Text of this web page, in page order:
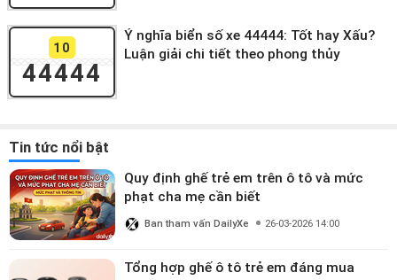
10
44444
Ý nghĩa biển số xe 44444: Tốt hay Xấu?
Luận giải chi tiết theo phong thủy
Tin tức nổi bật
Quy định ghế trẻ em trên ô tô và mức
phạt cha mẹ cần biết
Ban tham vấn DailyXe 26-03-2026 14:00
Tổng hợp ghế ô tô trẻ em đáng mua